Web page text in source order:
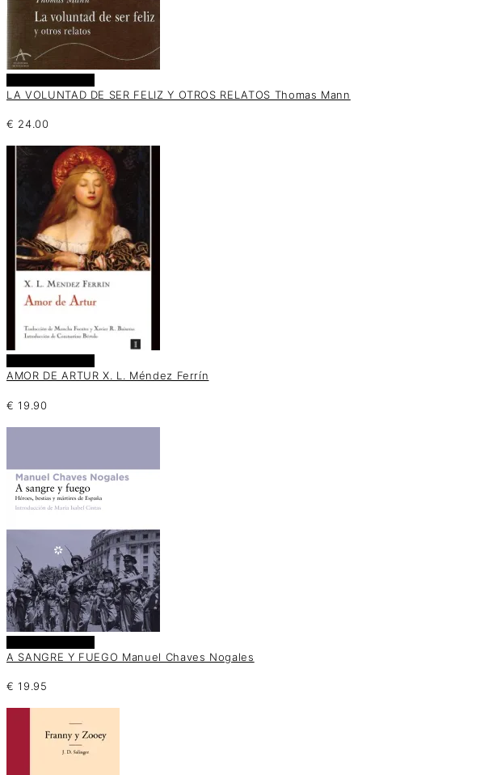
LA VOLUNTAD DE SER FELIZ Y OTROS RELATOS Thomas Mann
€ 24.00
AMOR DE ARTUR X. L. Méndez Ferrín
€ 19.90
A SANGRE Y FUEGO Manuel Chaves Nogales
€ 19.95